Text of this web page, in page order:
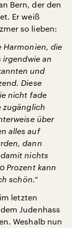
Bern, der den
Er weiß
so lieben:
Harmonien, die
irgendwie an
und
Diese
nicht fade
zugänglich
über
alles auf
dann
nichts
Prozent kann
schön.“
letzten
Judenhass
Weshalb nun